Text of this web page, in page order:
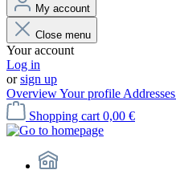
My account
Close menu
Your account
Log in
orsign up
OverviewYour profile Addresses
Shopping cart 0,00 €